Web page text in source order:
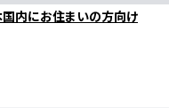
国内にお住まいの方向け